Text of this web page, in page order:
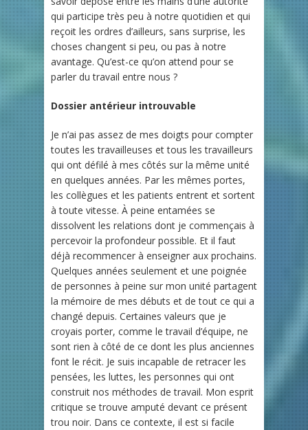
qui participe très peu à notre quotidien et qui
reçoit les ordres d’ailleurs, sans surprise, les
choses changent si peu, ou pas à notre
avantage. Qu’est-ce qu’on attend pour se
parler du travail entre nous ?
Dossier antérieur introuvable
Je n’ai pas assez de mes doigts pour compter
toutes les travailleuses et tous les travailleurs
qui ont défilé à mes côtés sur la même unité
en quelques années. Par les mêmes portes,
les collègues et les patients entrent et sortent
à toute vitesse. À peine entamées se
dissolvent les relations dont je commençais à
percevoir la profondeur possible. Et il faut
déjà recommencer à enseigner aux prochains.
Quelques années seulement et une poignée
de personnes à peine sur mon unité partagent
la mémoire de mes débuts et de tout ce qui a
changé depuis. Certaines valeurs que je
croyais porter, comme le travail d’équipe, ne
sont rien à côté de ce dont les plus anciennes
font le récit. Je suis incapable de retracer les
pensées, les luttes, les personnes qui ont
construit nos méthodes de travail. Mon esprit
critique se trouve amputé devant ce présent
trou noir. Dans ce contexte, il est si facile